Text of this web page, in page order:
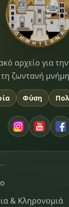
αρχείο για
τη ζωντανή
Φύση
& Κληρονομιά